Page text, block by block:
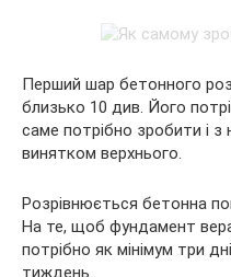
Перший шар бетонного
близько 10 див. Його
саме потрібно зробити і
винятком верхнього.
Розрівнюється бетонна
На те, щоб фундамент
потрібно як мінімум три
тиждень.